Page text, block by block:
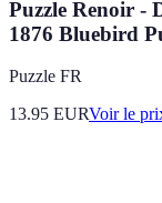
Puzzle Renoir -
1876 Bluebird
Puzzle FR
13.95 EURVoir le